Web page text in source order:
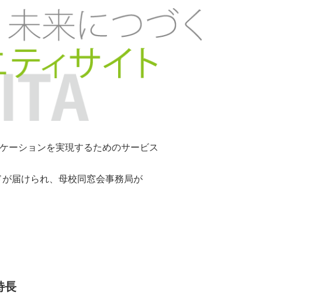
ーションを実現するためのサービス
届けられ、母校同窓会事務局が
長